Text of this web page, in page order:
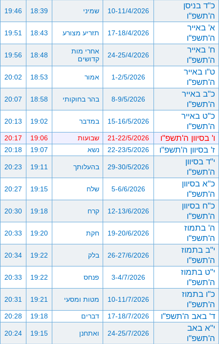
כ"ד בניסן
ה'תשפ"ו
10-11/4/2026 שמיני 18:39
19:46
א' באייר
ה'תשפ"ו
17-18/4/2026 תזריע מצורע 18:43
19:51
ח' באייר
ה'תשפ"ו
24-25/4/2026
אחרי מות
קדושים
18:48
19:56
ט"ו באייר
ה'תשפ"ו
1-2/5/2026 אמור 18:53
20:02
כ"ב באייר
ה'תשפ"ו
8-9/5/2026 בהר בחוקותי 18:58
20:07
כ"ט באייר
ה'תשפ"ו
15-16/5/2026 במדבר 19:02
20:13
ו' בסיוון ה'תשפ"ו 21-22/5/2026 שבועות 19:06
20:17
ז' בסיוון ה'תשפ"ו 22-23/5/2026 נשא 19:07
20:18
י"ד בסיוון
ה'תשפ"ו
29-30/5/2026 בהעלותך 19:11
20:23
כ"א בסיוון
ה'תשפ"ו
5-6/6/2026 שלח 19:15
20:27
כ"ח בסיוון
ה'תשפ"ו
12-13/6/2026 קרח 19:18
20:30
ה' בתמוז
ה'תשפ"ו
19-20/6/2026 חקת 19:20
20:33
י"ב בתמוז
ה'תשפ"ו
26-27/6/2026 בלק 19:22
20:34
י"ט בתמוז
ה'תשפ"ו
3-4/7/2026 פנחס 19:22
20:33
כ"ו בתמוז
ה'תשפ"ו
10-11/7/2026 מטות ומסעי 19:21
20:31
ד' באב ה'תשפ"ו 17-18/7/2026 דברים 19:18
20:28
י"א באב
ה'תשפ"ו
24-25/7/2026 ואתחנן 19:15
20:24